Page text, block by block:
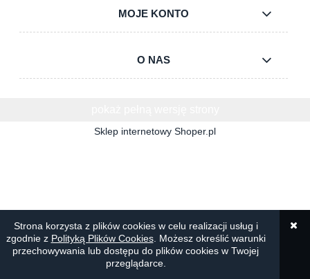
Strona korzysta z plików cookies w celu realizacji usług i
zgodnie z Polityką Plików Cookies. Możesz określić warunki
przechowywania lub dostępu do plików cookies w Twojej
przeglądarce.
MOJE KONTO
O NAS
Sklep internetowy Shoper.pl